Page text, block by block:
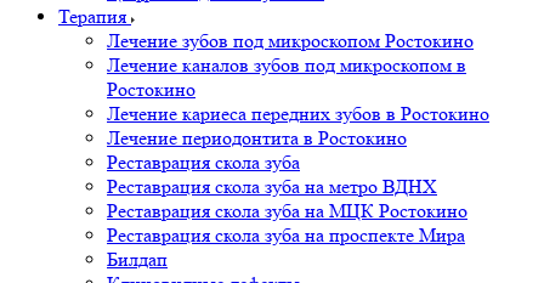
Терапия
Лечение зубов под микроскопом Ростокино
Лечение каналов зубов под микроскопом в
Ростокино
Лечение кариеса передних зубов в Ростокино
Лечение периодонтита в Ростокино
Реставрация скола зуба
Реставрация скола зуба на метро ВДНХ
Реставрация скола зуба на МЦК Ростокино
Реставрация скола зуба на проспекте Мира
Билдап